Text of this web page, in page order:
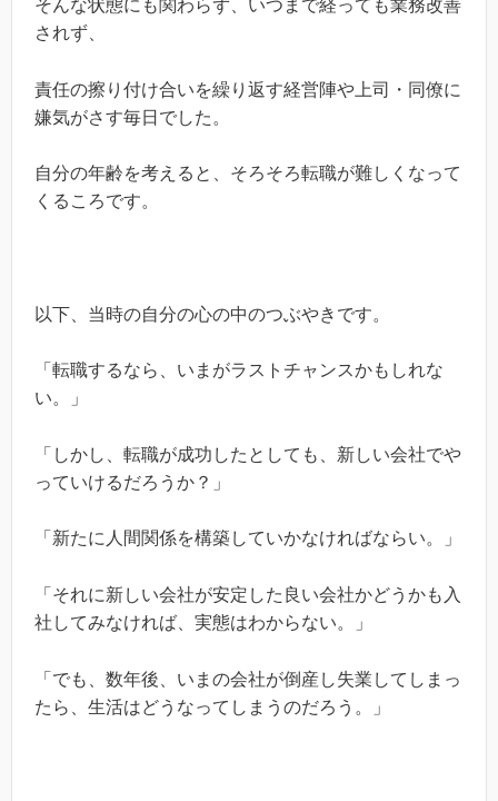
そんな状態にも関わらず、いつまで経っても業務改善
されず、
責任の擦り付け合いを繰り返す経営陣や上司・同僚に
嫌気がさす毎日でした。
自分の年齢を考えると、そろそろ転職が難しくなって
くるころです。
以下、当時の自分の心の中のつぶやきです。
「転職するなら、いまがラストチャンスかもしれな
い。」
「しかし、転職が成功したとしても、新しい会社でや
っていけるだろうか？」
「新たに人間関係を構築していかなければならい。」
「それに新しい会社が安定した良い会社かどうかも入
社してみなければ、実態はわからない。」
「でも、数年後、いまの会社が倒産し失業してしまっ
たら、生活はどうなってしまうのだろう。」